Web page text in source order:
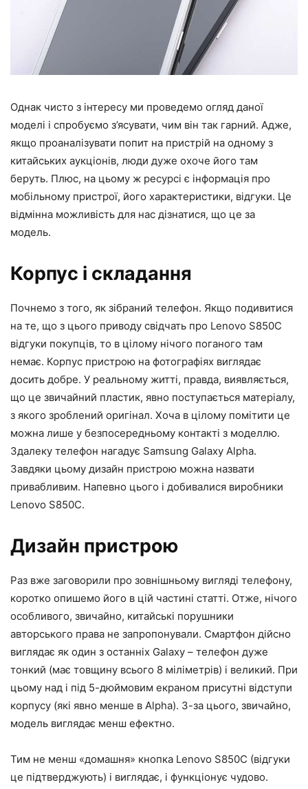
Однак чисто з інтересу ми проведемо огляд даної
моделі і спробуємо з’ясувати, чим він так гарний. Адже,
якщо проаналізувати попит на пристрій на одному з
китайських аукціонів, люди дуже охоче його там
беруть. Плюс, на цьому ж ресурсі є інформація про
мобільному пристрої, його характеристики, відгуки. Це
відмінна можливість для нас дізнатися, що це за
модель.
Корпус і складання
Почнемо з того, як зібраний телефон. Якщо подивитися
на те, що з цього приводу свідчать про Lenovo S850C
відгуки покупців, то в цілому нічого поганого там
немає. Корпус пристрою на фотографіях виглядає
досить добре. У реальному житті, правда, виявляється,
що це звичайний пластик, явно поступається матеріалу,
з якого зроблений оригінал. Хоча в цілому помітити це
можна лише у безпосередньому контакті з моделлю.
Здалеку телефон нагадує Samsung Galaxy Alpha.
Завдяки цьому дизайн пристрою можна назвати
привабливим. Напевно цього і добивалися виробники
Lenovo S850C.
Дизайн пристрою
Раз вже заговорили про зовнішньому вигляді телефону,
коротко опишемо його в цій частині статті. Отже, нічого
особливого, звичайно, китайські порушники
авторського права не запропонували. Смартфон дійсно
виглядає як один з останніх Galaxy – телефон дуже
тонкий (має товщину всього 8 міліметрів) і великий. При
цьому над і під 5-дюймовим екраном присутні відступи
корпусу (які явно менше в Alpha). З-за цього, звичайно,
модель виглядає менш ефектно.
Тим не менш «домашня» кнопка Lenovo S850C (відгуки
це підтверджують) і виглядає, і функціонує чудово.